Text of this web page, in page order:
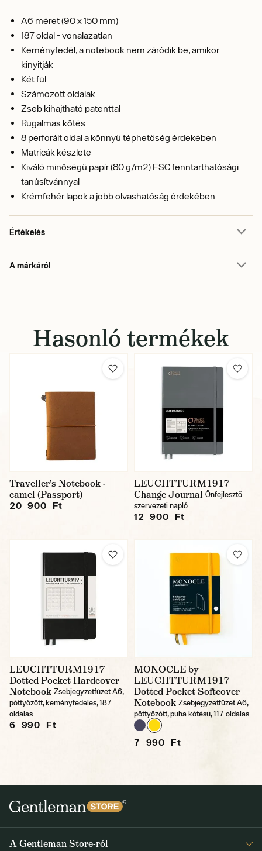
A6 méret (90 x 150 mm)
187 oldal - vonalazatlan
Keményfedél, a notebook nem záródik be, amikor
kinyitják
Két fül
Számozott oldalak
Zseb kihajtható patenttal
Rugalmas kötés
8 perforált oldal a könnyű téphetőség érdekében
Matricák készlete
Kiváló minőségű papír (80 g/m2) FSC fenntarthatósági
tanúsítvánnyal
Krémfehér lapok a jobb olvashatóság érdekében
Értékelés
A márkáról
Hasonló termékek
Traveller's Notebook -
camel (Passport)
20 900 Ft
LEUCHTTURM1917
Change Journal Önfejlesztő
szervezeti napló
12 900 Ft
LEUCHTTURM1917
Dotted Pocket Hardcover
Notebook Zsebjegyzetfüzet A6,
pöttyözött, keményfedeles, 187
oldalas
6 990 Ft
MONOCLE by
LEUCHTTURM1917
Dotted Pocket Softcover
Notebook Zsebjegyzetfüzet A6,
pöttyözött, puha kötésű, 117 oldalas
7 990 Ft
A Gentleman Store-ról